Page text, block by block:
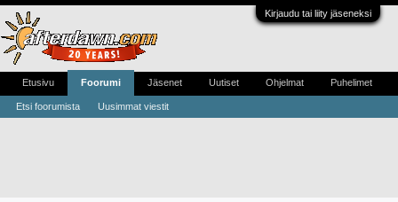
Kirjaudu tai liity jäseneksi
Etusivu Foorumi
Etsi foorumista Uusimmat viestit
Jäsenet Uutiset Ohjelmat Puhelimet